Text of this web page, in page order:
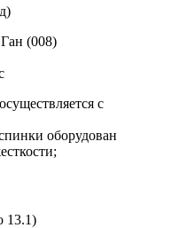
(008)
с
оборудован
13.1)